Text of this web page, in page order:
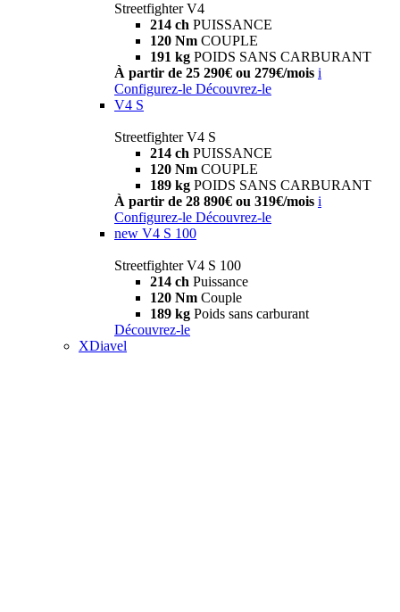
Streetfighter V4
214 ch PUISSANCE
120 Nm COUPLE
191 kg POIDS SANS CARBURANT
À partir de 25 290€ ou 279€/mois i
Configurez-le Découvrez-le
V4 S
Streetfighter V4 S
214 ch PUISSANCE
120 Nm COUPLE
189 kg POIDS SANS CARBURANT
À partir de 28 890€ ou 319€/mois i
Configurez-le Découvrez-le
new V4 S 100
Streetfighter V4 S 100
214 ch Puissance
120 Nm Couple
189 kg Poids sans carburant
Découvrez-le
XDiavel